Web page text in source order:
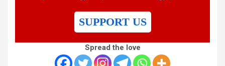
SUPPORT US
Spread the love